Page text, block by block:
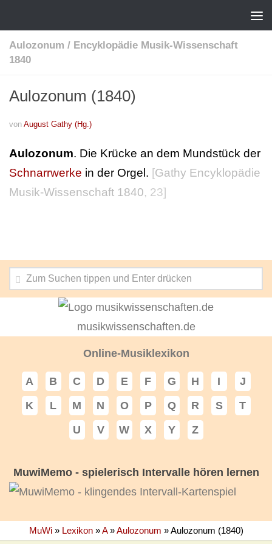
Aulozonum / Encyklopädie Musik-Wissenschaft
1840
Aulozonum (1840)
von August Gathy (Hg.)
Aulozonum. Die Krücke an dem Mundstück der
Schnarrwerke in der Orgel. [Gathy Encyklopädie
Musik-Wissenschaft 1840, 23]
musikwissenschaften.de
Online-Musiklexikon
A B C D E F G H I
J
K
L M N O P Q R S
T
U
V W X Y Z
MuwiMemo - spielerisch Intervalle hören lernen
MuWi» Lexikon»A»Aulozonum »Aulozonum (1840)